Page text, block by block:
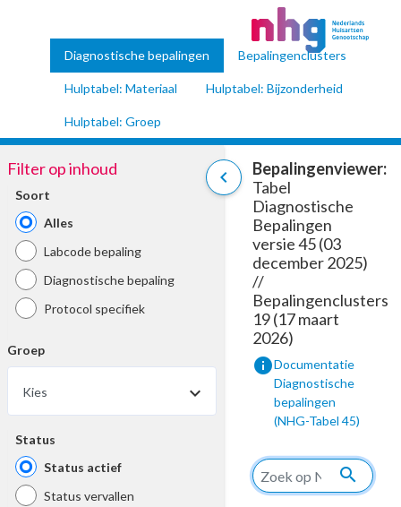
Diagnostische bepalingen Bepalingenclusters
Hulptabel: Materiaal Hulptabel: Bijzonderheid
Hulptabel: Groep
chevron_left
Filter op inhoud
Soort
Alles
Labcode bepaling
Diagnostische bepaling
Protocol specifiek
Groep
Kies
Status
Status actief
Status vervallen
Bepalingenviewer:
Tabel
Diagnostische
Bepalingen
versie 45 (03
december 2025)
//
Bepalingenclusters
19 (17 maart
2026)
infoDocumentatie
Diagnostische
bepalingen
(NHG-Tabel 45)
search